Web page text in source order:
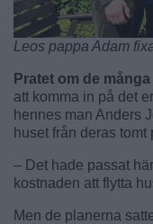
Leos pappa Adam
Pratet om de många
att komma in på det
hennes man Anders
huset från deras
– Det hade passat
kostnaden att flytta
Men de planerna